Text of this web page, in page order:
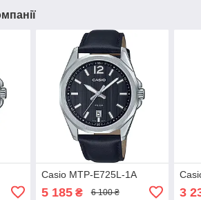
Casio MTP-E725L-1A
5 185₴ 6 100 ₴ 3